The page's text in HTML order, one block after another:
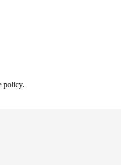
policy.